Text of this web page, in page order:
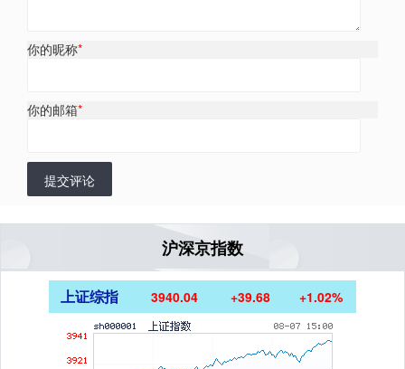
你的昵称*
你的邮箱*
提交评论
沪深京指数
上证综指 3940.04 +39.68 +1.02%